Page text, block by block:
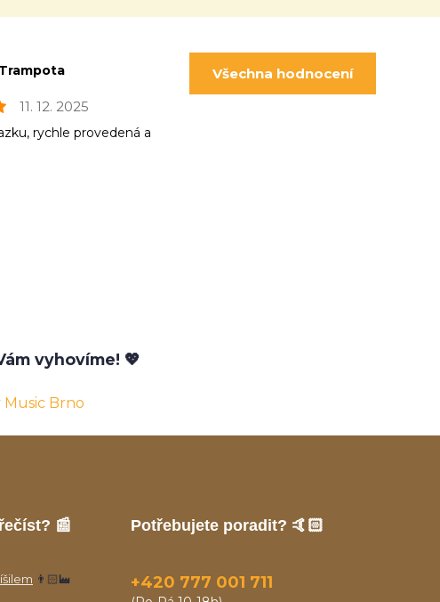
11. 12. 2025
rychle provedená a
Všechna hodnocení
vyhovíme! 💖
Brno
📰
👨🏻‍🏭
Potřebujete poradit? 🤙🏻
+420 777 001 711